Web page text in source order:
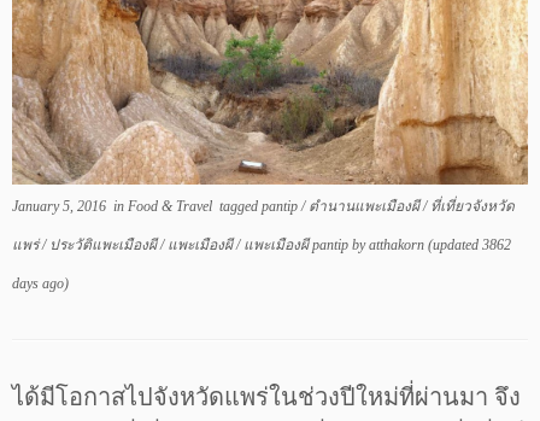
January 5, 2016 in Food & Travel tagged pantip/ ตำนานแพะเมืองผี/ ที่เที่ยวจังหวัด
แพร่/ ประวัติแพะเมืองผี/ แพะเมืองผี/ แพะเมืองผี pantip byatthakorn (updated 3862
days ago)
ได้มีโอกาสไปจังหวัดแพร่ในช่วงปีใหม่ที่ผ่านมา จึง